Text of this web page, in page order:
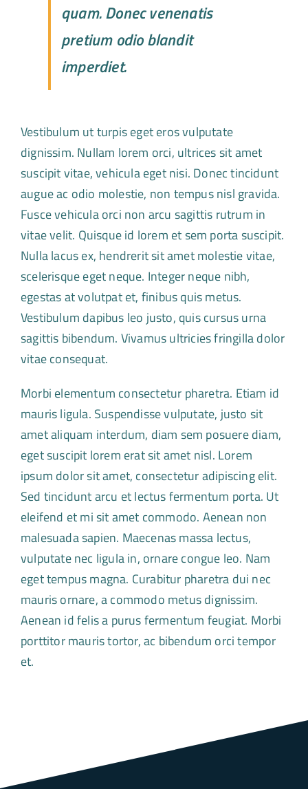
quam. Donec venenatis
pretium odio blandit
imperdiet.
Vestibulum ut turpis eget eros vulputate
dignissim. Nullam lorem orci, ultrices sit amet
suscipit vitae, vehicula eget nisi. Donec tincidunt
augue ac odio molestie, non tempus nisl gravida.
Fusce vehicula orci non arcu sagittis rutrum in
vitae velit. Quisque id lorem et sem porta suscipit.
Nulla lacus ex, hendrerit sit amet molestie vitae,
scelerisque eget neque. Integer neque nibh,
egestas at volutpat et, finibus quis metus.
Vestibulum dapibus leo justo, quis cursus urna
sagittis bibendum. Vivamus ultricies fringilla dolor
vitae consequat.
Morbi elementum consectetur pharetra. Etiam id
mauris ligula. Suspendisse vulputate, justo sit
amet aliquam interdum, diam sem posuere diam,
eget suscipit lorem erat sit amet nisl. Lorem
ipsum dolor sit amet, consectetur adipiscing elit.
Sed tincidunt arcu et lectus fermentum porta. Ut
eleifend et mi sit amet commodo. Aenean non
malesuada sapien. Maecenas massa lectus,
vulputate nec ligula in, ornare congue leo. Nam
eget tempus magna. Curabitur pharetra dui nec
mauris ornare, a commodo metus dignissim.
Aenean id felis a purus fermentum feugiat. Morbi
porttitor mauris tortor, ac bibendum orci tempor
et.